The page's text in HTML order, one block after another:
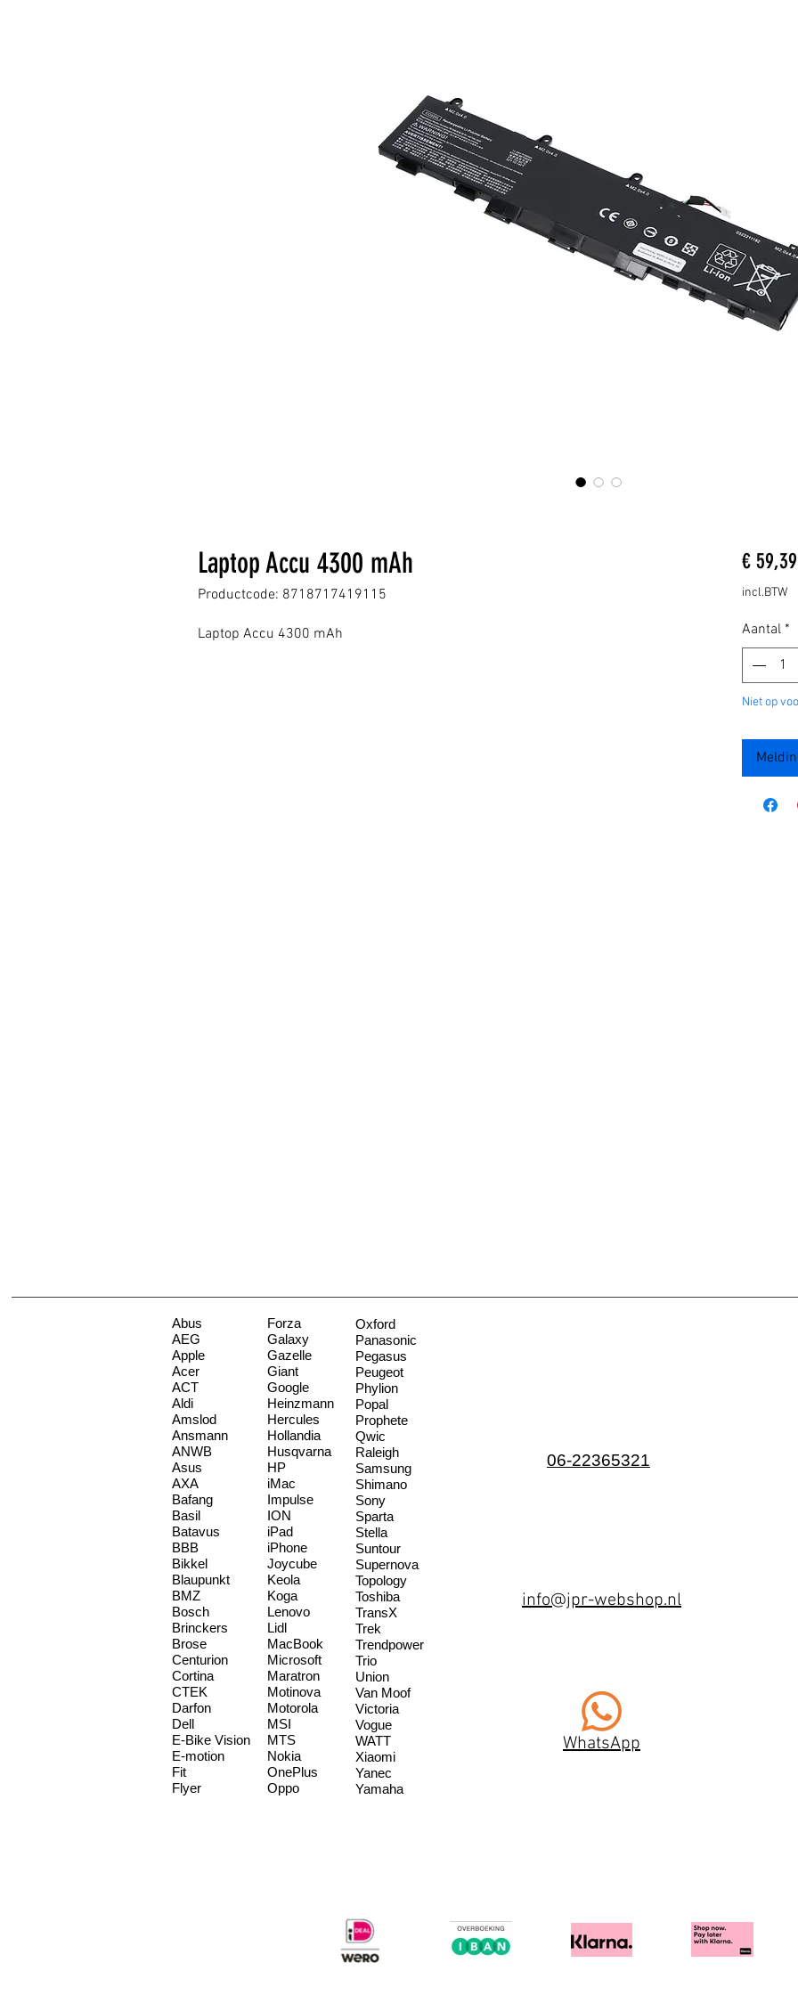
Laptop Accu 4300 mAh
Productcode: 8718717419115
Laptop Accu 4300 mAh
€ 59,39
incl.BTW
Aantal *
Niet op
Abus
AEG
Apple
Acer
ACT
Aldi
Amslod
Ansmann
ANWB
Asus
AXA
Bafang
Basil
Batavus
BBB
Bikkel
Blaupunkt
BMZ
Bosch
Brinckers
Brose
Centurion
Cortina
CTEK
Darfon
Dell
E-Bike Vision
E-motion
Fit
Flyer
Forza
Galaxy
Gazelle
Giant
Google
Heinzmann
Hercules
Hollandia
Husqvarna
HP
iMac
Impulse
ION
iPad
iPhone
Joycube
Keola
Koga
Lenovo
Lidl
MacBook
Microsoft
Maratron
Motinova
Motorola
MSI
MTS
Nokia
OnePlus
Oppo
Oxford
Panasonic
Pegasus
Peugeot
Phylion
Popal
Prophete
Qwic
Raleigh
Samsung
Shimano
Sony
Sparta
Stella
Suntour
Supernova
Topology
Toshiba
TransX
Trek
Trendpower
Trio
Union
Van Moof
Victoria
Vogue
WATT
Xiaomi
Yanec
Yamaha
06-22365321
info@jpr-webshop.nl
WhatsApp